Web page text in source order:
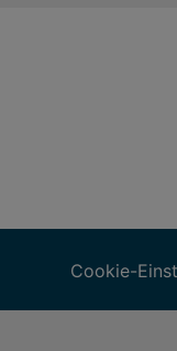
Cookie-